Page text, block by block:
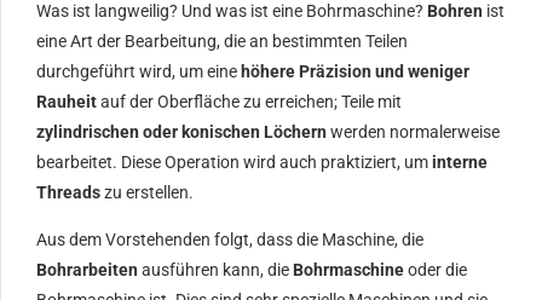
Was ist langweilig? Und was ist eine Bohrmaschine? Bohren ist
eine Art der Bearbeitung, die an bestimmten Teilen
durchgeführt wird, um eine höhere Präzision und weniger
Rauheitauf der Oberfläche zu erreichen; Teile mit
zylindrischen oder konischen Löchern werden normalerweise
bearbeitet. Diese Operation wird auch praktiziert, uminterne
Threadszu erstellen.
Aus dem Vorstehenden folgt, dass die Maschine, die
Bohrarbeiten ausführen kann, die Bohrmaschineoder die